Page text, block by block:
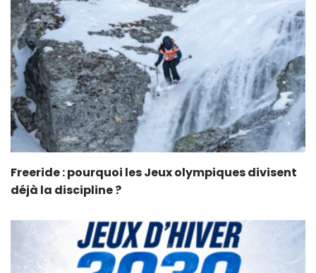
Freeride : pourquoi les Jeux olympiques divisent
déjà la discipline ?